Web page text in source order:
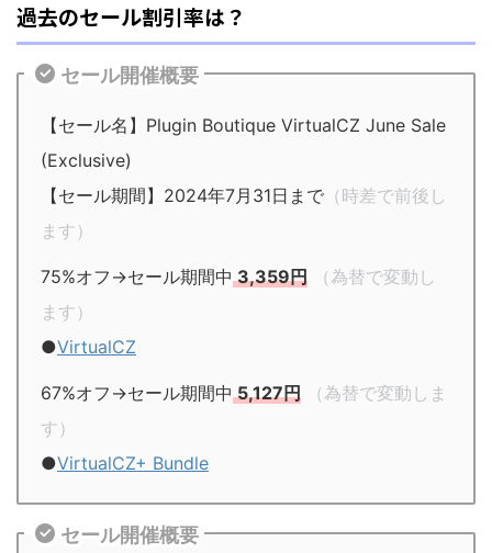
過去のセール割引率は？
セール開催概要
【セール名】Plugin Boutique VirtualCZ June Sale
(Exclusive)
【セール期間】2024年7月31日まで （時差で前後し
ます）
75%オフ→セール期間中3,359円
（為替で変動し
ます）
●VirtualCZ
67%オフ→セール期間中5,127円
（為替で変動しま
す）
●VirtualCZ+ Bundle
セール開催概要